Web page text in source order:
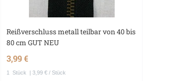
Reißverschluss metall teilbar von 40 bis
80 cm GUT NEU
3,99 €
1 Stück | 3,99 € / Stück